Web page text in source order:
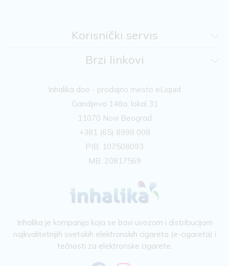
Korisnički servis
Brzi linkovi
Inhalika doo - prodajno mesto eLiquid
Gandijeva 148a, lokal 31
11070 Novi Beograd
+381 (65) 8998 008
PIB: 107508093
MB: 20817569
Inhalika je kompanija koja se bavi uvozom i distribucijom
najkvalitetnijih svetskih elektronskih cigareta (e-cigareta) i
tečnosti za elektronske cigarete.